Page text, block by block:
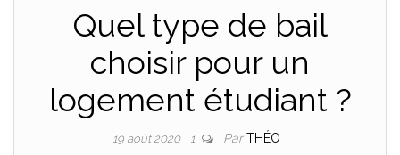
Quel type de bail
choisir pour un
logement étudiant ?
19 août 2020 1 ParTHÉO